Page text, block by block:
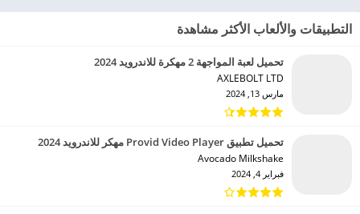
التطبيقات والألعاب الأكثر مشاهدة
تحميل لعبة المواجهة 2 مهكرة للاندرويد 2024
AXLEBOLT LTD‏
مارس 13, 2024
تحميل تطبيق Provid Video Player مهكر للاندرويد 2024
Avocado Milkshake‏
فبراير 4, 2024